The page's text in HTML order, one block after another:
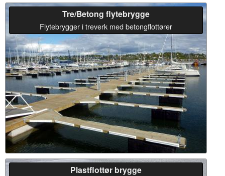
Tre/Betong flytebrygge
Flytebrygger i treverk med betongflottører
Plastflottør brygge